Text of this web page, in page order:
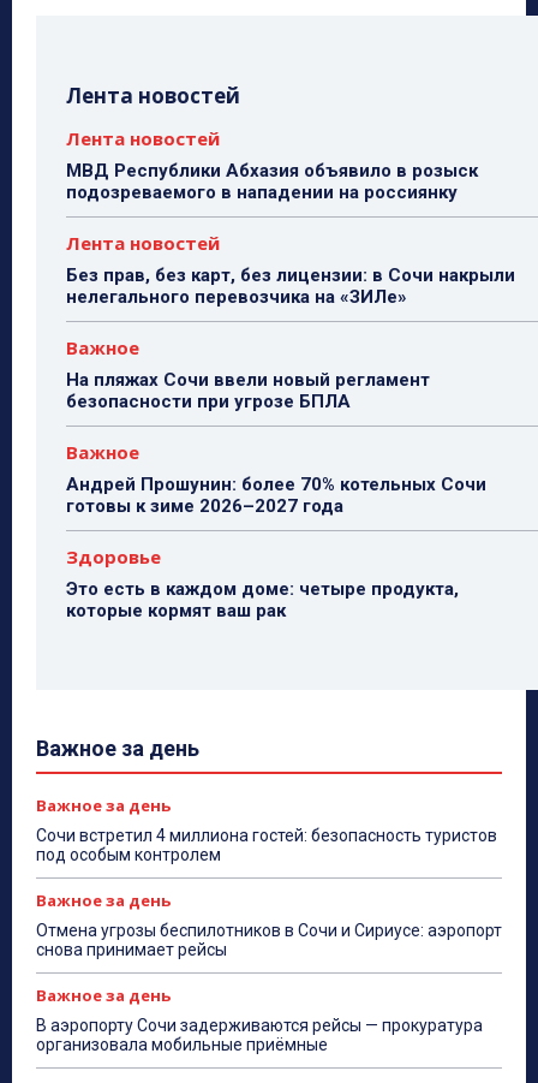
Лента новостей
Лента новостей
МВД Республики Абхазия объявило в розыск
подозреваемого в нападении на россиянку
Лента новостей
Без прав, без карт, без лицензии: в Сочи накрыли
нелегального перевозчика на «ЗИЛе»
Важное
На пляжах Сочи ввели новый регламент
безопасности при угрозе БПЛА
Важное
Андрей Прошунин: более 70% котельных Сочи
готовы к зиме 2026–2027 года
Здоровье
Это есть в каждом доме: четыре продукта,
которые кормят ваш рак
Важное за день
Важное за день
Сочи встретил 4 миллиона гостей: безопасность туристов
под особым контролем
Важное за день
Отмена угрозы беспилотников в Сочи и Сириусе: аэропорт
снова принимает рейсы
Важное за день
В аэропорту Сочи задерживаются рейсы — прокуратура
организовала мобильные приёмные